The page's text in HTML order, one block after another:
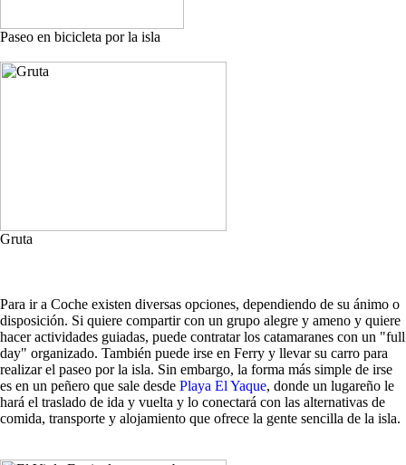
Paseo en bicicleta por la isla
Gruta
Para ir a Coche existen diversas opciones, dependiendo de su ánimo o
disposición. Si quiere compartir con un grupo alegre y ameno y quiere
hacer actividades guiadas, puede contratar los catamaranes con un "full
day" organizado. También puede irse en Ferry y llevar su carro para
realizar el paseo por la isla. Sin embargo, la forma más simple de irse
es en un peñero que sale desde Playa El Yaque, donde un lugareño le
hará el traslado de ida y vuelta y lo conectará con las alternativas de
comida, transporte y alojamiento que ofrece la gente sencilla de la isla.